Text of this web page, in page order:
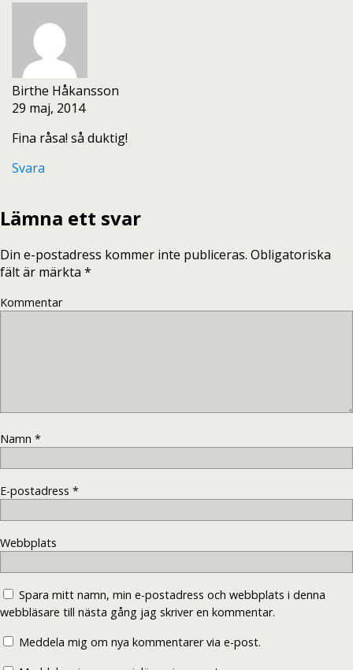
Birthe Håkansson
29 maj, 2014
Fina råsa! så duktig!
Svara
Lämna ett svar
Din e-postadress kommer inte publiceras. Obligatoriska
fält är märkta *
Kommentar
Namn *
E-postadress *
Webbplats
Spara mitt namn, min e-postadress och webbplats i denna
webbläsare till nästa gång jag skriver en kommentar.
Meddela mig om nya kommentarer via e-post.